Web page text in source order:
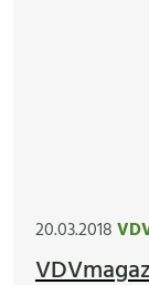
20.03.2018